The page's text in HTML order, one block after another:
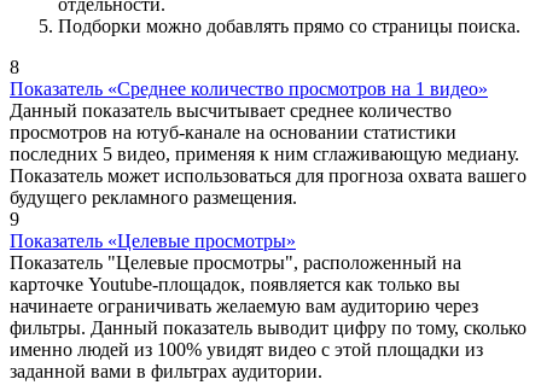
Подборки можно добавлять прямо со страницы поиска.
8
Показатель «Среднее количество просмотров на 1 видео»
Данный показатель высчитывает среднее количество
просмотров на ютуб-канале на основании статистики
последних 5 видео, применяя к ним сглаживающую медиану.
Показатель может использоваться для прогноза охвата вашего
будущего рекламного размещения.
9
Показатель «Целевые просмотры»
Показатель "Целевые просмотры", расположенный на
карточке Youtube-площадок, появляется как только вы
начинаете ограничивать желаемую вам аудиторию через
фильтры. Данный показатель выводит цифру по тому, сколько
именно людей из 100% увидят видео с этой площадки из
заданной вами в фильтрах аудитории.